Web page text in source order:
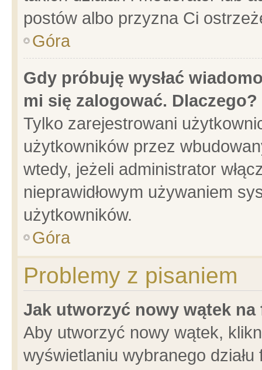
postów albo przyzna Ci
Góra
Gdy próbuję wysłać
mi się zalogować. Dlaczego?
Tylko zarejestrowani
użytkowników przez
wtedy, jeżeli administrator
nieprawidłowym używaniem
użytkowników.
Góra
Problemy z pisaniem
Jak utworzyć nowy wątek na
Aby utworzyć nowy wątek,
wyświetlaniu wybranego